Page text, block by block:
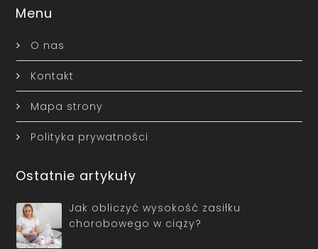
Menu
O nas
Kontakt
Mapa strony
Polityka prywatności
Ostatnie artykuły
Jak obliczyć wysokość zasiłku
chorobowego w ciąży?